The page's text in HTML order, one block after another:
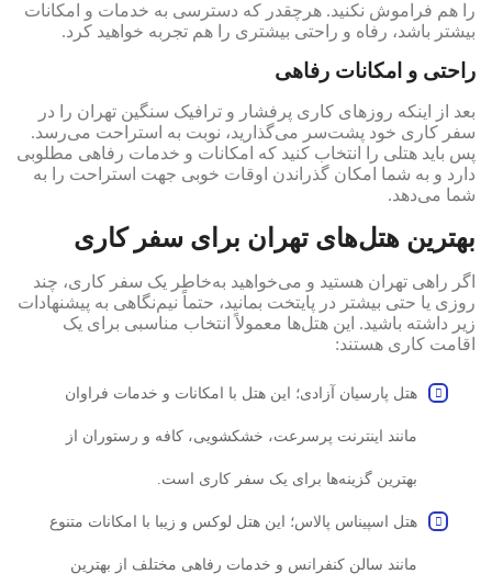
را هم فراموش نکنید. هرچقدر که دسترسی به خدمات و امکانات
بیشتر باشد، رفاه و راحتی بیشتری را هم تجربه خواهید کرد.
راحتی و امکانات رفاهی
بعد از اینکه روزهای کاری پرفشار و ترافیک سنگین تهران را در
سفر کاری خود پشت‌سر می‌گذارید، نوبت به استراحت می‌رسد.
پس باید هتلی را انتخاب کنید که امکانات و خدمات رفاهی مطلوبی
دارد و به شما امکان گذراندن اوقات خوبی جهت استراحت را به
شما می‌دهد.
بهترین هتل‌های تهران برای سفر کاری
اگر راهی تهران هستید و می‌خواهید به‌خاطر یک سفر کاری، چند
روزی یا حتی بیشتر در پایتخت بمانید، حتماً نیم‌نگاهی به پیشنهادات
زیر داشته باشید. این هتل‌ها معمولاً انتخاب مناسبی برای یک
اقامت کاری هستند:
هتل پارسیان آزادی؛ این هتل با امکانات و خدمات فراوان
مانند اینترنت پرسرعت، خشکشویی، کافه و رستوران از
بهترین گزینه‌ها برای یک سفر کاری است.
هتل اسپیناس پالاس؛ این هتل لوکس و زیبا با امکانات متنوع
مانند سالن کنفرانس و خدمات رفاهی مختلف از بهترین